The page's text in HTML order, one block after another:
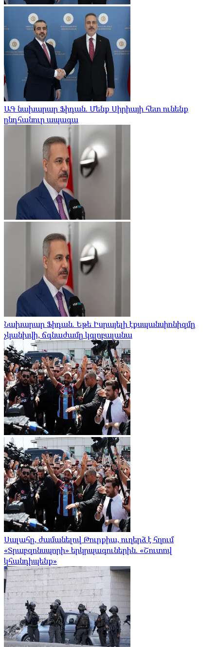
ԱԳ նախարար Ֆիդան. Մենք Սիրիայի հետ ունենք
ընդհանուր ապագա
Նախարար Ֆիդան. Եթե Իսրայելի էքսպանսիոնիզմը
չկանխվի, ճգնաժամը կգլոբալանա
Սալահը, ժամանելով Թուրքիա, ուղերձ է հղում
«Տրաբզոնսպորի» երկրպագուներին. «Շուտով
կհանդիպենք»